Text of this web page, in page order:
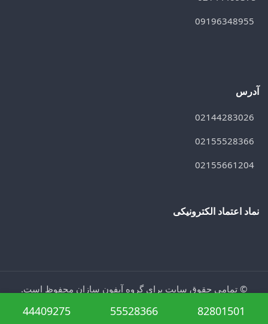
آدرس
نماد اعتماد الکترونیکی
© تمامی حقوق سایت برای گروه آیفون سازان محفوظ است.
@iphonesazan 82801501
55528366
44409275